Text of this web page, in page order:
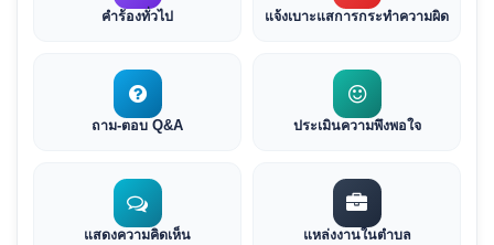
คำร้องทั่วไป แจ้งเบาะแสการกระทำความผิด
ถาม-ตอบ Q&A ประเมินความพึงพอใจ
แสดงความคิดเห็น แหล่งงานในตำบล